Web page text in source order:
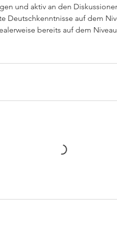
und aktiv an den
Deutschkenntnisse auf dem
bereits auf dem